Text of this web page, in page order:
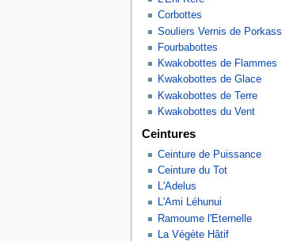
Corbottes
Souliers Vernis de Porkass
Fourbabottes
Kwakobottes de Flammes
Kwakobottes de Glace
Kwakobottes de Terre
Kwakobottes du Vent
Ceintures
Ceinture de Puissance
Ceinture du Tot
L'Adelus
L'Ami Léhunui
Ramoume l'Eternelle
La Végète Hâtif